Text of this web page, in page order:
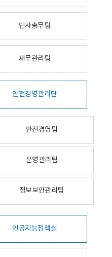
인사총무팀
재무관리팀
안전경영관리단
안전경영팀
운영관리팀
정보보안관리팀
인공지능정책실